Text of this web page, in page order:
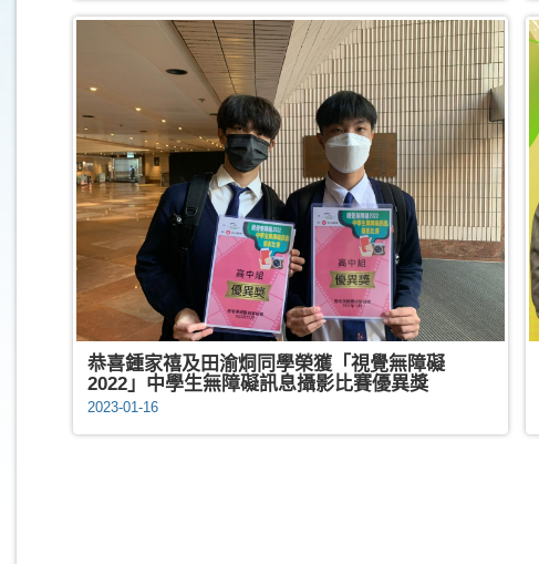
恭喜鍾家禧及田渝烔同學榮獲「視覺無障礙
2022」中學生無障礙訊息攝影比賽優異獎
2023-01-16